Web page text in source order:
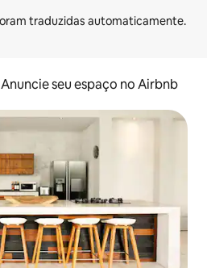
Anuncie seu espaço no Airbnb